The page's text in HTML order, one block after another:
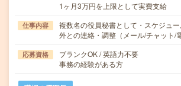
1ヶ月3万円を上限として実費支給
仕事内容
複数名の役員秘書として・スケジュ
外との連絡・調整（メール/チャット/
応募資格
ブランクOK / 英語力不要
事務の経験がある方